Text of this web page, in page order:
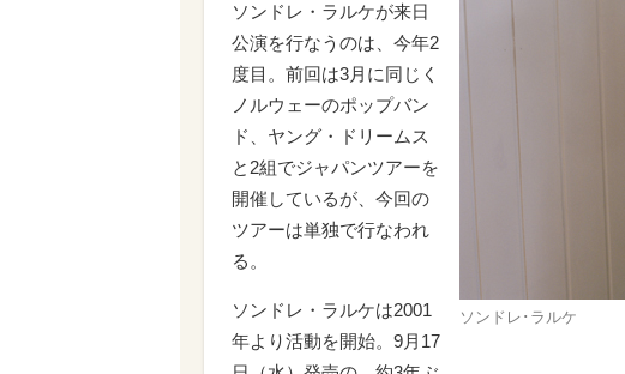
ソンドレ･ラルケ
ソンドレ・ラルケが来日
公演を行なうのは、今年2
度目。前回は3月に同じく
ノルウェーのポップバン
ド、ヤング・ドリームス
と2組でジャパンツアーを
開催しているが、今回の
ツアーは単独で行なわれ
る。
ソンドレ・ラルケは2001
年より活動を開始。9月17